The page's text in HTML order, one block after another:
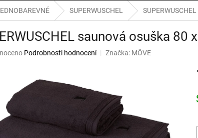
SUPERWUSCHEL
saunová osuška 80
Podrobnosti hodnocení Značka: MÖVE